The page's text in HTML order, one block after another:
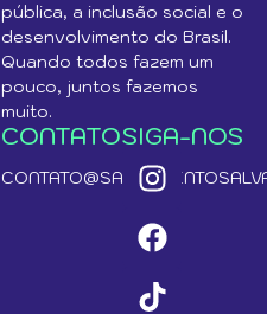
pública, a inclusão social e o
desenvolvimento do Brasil.
Quando todos fazem um
pouco, juntos fazemos
muito.
CONTATOSIGA-NOS